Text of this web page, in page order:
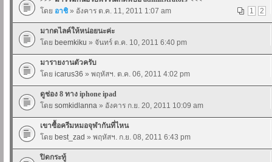
1
2
โดย อาชิ » อังคาร ต.ค. 11, 2011 1:07 am
มากดไลค์ให้หน่อยนะค่ะ
โดย beemkiku » จันทร์ ต.ค. 10, 2011 6:40 pm
มารายงานตัวครับ
โดย icarus36 » พฤหัสฯ. ต.ค. 06, 2011 4:02 pm
ดูช่อง 8 ทาง iphone ipad
โดย somkidlanna » อังคาร ก.ย. 20, 2011 10:09 am
เขาซื้อครีมหมอจุฬากันที่ไหน
โดย best_zad » พฤหัสฯ. ก.ย. 08, 2011 6:43 pm
ปิดกระทู้